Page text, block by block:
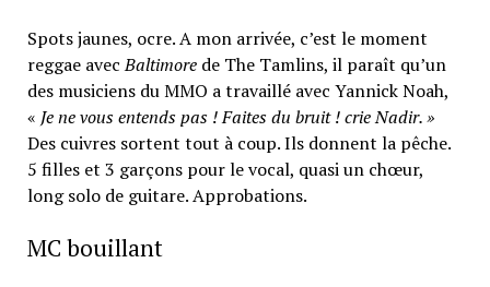
Spots jaunes, ocre. A mon arrivée, c’est le moment
reggae avecBaltimorede The Tamlins, il paraît qu’un
des musiciens du MMO a travaillé avec Yannick Noah,
« Je ne vous entends pas ! Faites du bruit !crie Nadir. »
Des cuivres sortent tout à coup. Ils donnent la pêche.
5 filles et 3 garçons pour le vocal, quasi un chœur,
long solo de guitare. Approbations.
MC bouillant